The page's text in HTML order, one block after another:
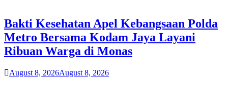
Bakti Kesehatan Apel Kebangsaan Polda
Metro Bersama Kodam Jaya Layani
Ribuan Warga di Monas
August 8, 2026August 8, 2026